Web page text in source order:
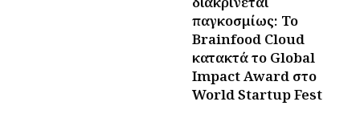
παγκοσμίως: Το
Brainfood Cloud
κατακτά το Global
Impact Award στο
World Startup Fest